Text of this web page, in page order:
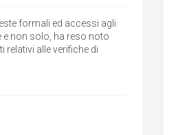
formali ed accessi agli
e non solo, ha reso noto
relativi alle verifiche di